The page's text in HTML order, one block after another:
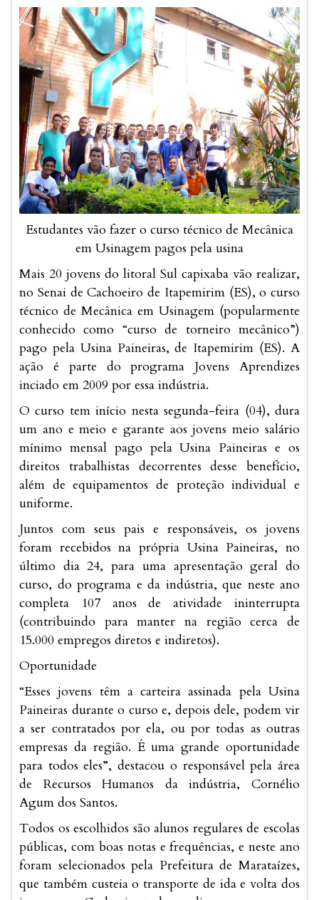
Estudantes vão fazer o curso técnico de Mecânica
em Usinagem pagos pela usina
Mais 20 jovens do litoral Sul capixaba vão realizar,
no Senai de Cachoeiro de Itapemirim (ES), o curso
técnico de Mecânica em Usinagem (popularmente
conhecido como “curso de torneiro mecânico”)
pago pela Usina Paineiras, de Itapemirim (ES). A
ação é parte do programa Jovens Aprendizes
inciado em 2009 por essa indústria.
O curso tem início nesta segunda-feira (04), dura
um ano e meio e garante aos jovens meio salário
mínimo mensal pago pela Usina Paineiras e os
direitos trabalhistas decorrentes desse benefício,
além de equipamentos de proteção individual e
uniforme.
Juntos com seus pais e responsáveis, os jovens
foram recebidos na própria Usina Paineiras, no
último dia 24, para uma apresentação geral do
curso, do programa e da indústria, que neste ano
completa 107 anos de atividade ininterrupta
(contribuindo para manter na região cerca de
15.000 empregos diretos e indiretos).
Oportunidade
“Esses jovens têm a carteira assinada pela Usina
Paineiras durante o curso e, depois dele, podem vir
a ser contratados por ela, ou por todas as outras
empresas da região. É uma grande oportunidade
para todos eles”, destacou o responsável pela área
de Recursos Humanos da indústria, Cornélio
Agum dos Santos.
Todos os escolhidos são alunos regulares de escolas
públicas, com boas notas e frequências, e neste ano
foram selecionados pela Prefeitura de Marataízes,
que também custeia o transporte de ida e volta dos